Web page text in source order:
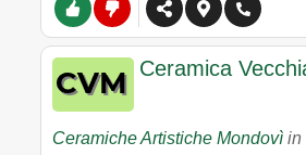
Ceramica
Ceramiche Artistiche Mondovì in